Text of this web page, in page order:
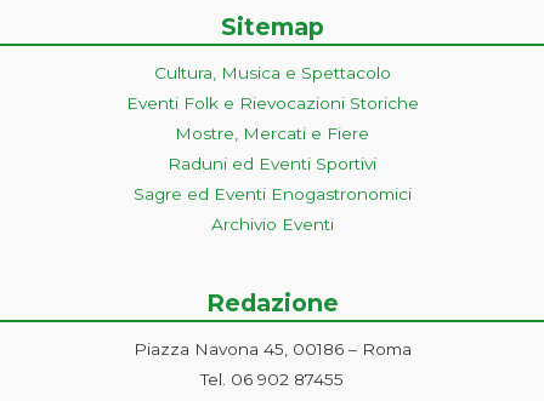
Sitemap
Cultura, Musica e Spettacolo
Eventi Folk e Rievocazioni Storiche
Mostre, Mercati e Fiere
Raduni ed Eventi Sportivi
Sagre ed Eventi Enogastronomici
Archivio Eventi
Redazione
Piazza Navona 45, 00186 – Roma
Tel. 06 902 87455